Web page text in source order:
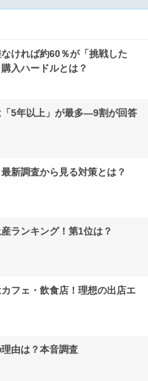
ければ約60％が「挑戦した
入ハードルとは？
5年以上」が最多―9割が回答
新調査から見る対策とは？
ランキング！第1位は？
フェ・飲食店！理想の出店エ
由は？本音調査